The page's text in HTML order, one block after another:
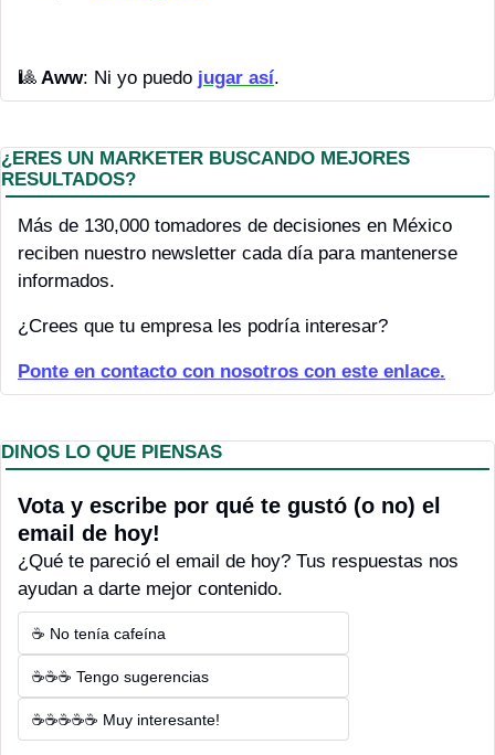
🎱 Aww: Ni yo puedo jugar así.
¿ERES UN MARKETER BUSCANDO MEJORES
RESULTADOS?
Más de 130,000 tomadores de decisiones en México
reciben nuestro newsletter cada día para mantenerse
informados.
¿Crees que tu empresa les podría interesar?
Ponte en contacto con nosotros con este enlace.
DINOS LO QUE PIENSAS
Vota y escribe por qué te gustó (o no) el
email de hoy!
¿Qué te pareció el email de hoy? Tus respuestas nos
ayudan a darte mejor contenido.
☕ No tenía cafeína
☕☕☕ Tengo sugerencias
☕☕☕☕☕ Muy interesante!